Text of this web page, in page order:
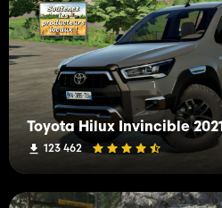
Toyota Hilux Invincible 2021
123 462